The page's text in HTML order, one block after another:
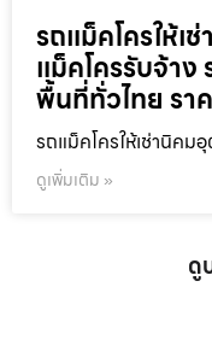
รถแม็คโครให้เ
แม็คโครรับจ้าง
พื้นที่ทั่วไทย รา
รถแม็คโครให้เช่านิคม
ดูเพิ่มเติม »
ดู